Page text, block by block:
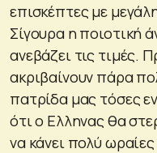
επισκέπτες με
Σίγουρα η ποιοτική
ανεβάζει τις τιμές.
ακριβαίνουν πάρα
πατρίδα μας τόσες
ότι ο Ελληνας θα
να κάνει πολύ